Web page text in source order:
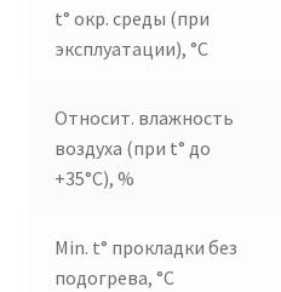
t° окр. среды (при
эксплуатации), °C
Относит. влажность
воздуха (при t° до
+35°C), %
Min. t° прокладки без
подогрева, °C